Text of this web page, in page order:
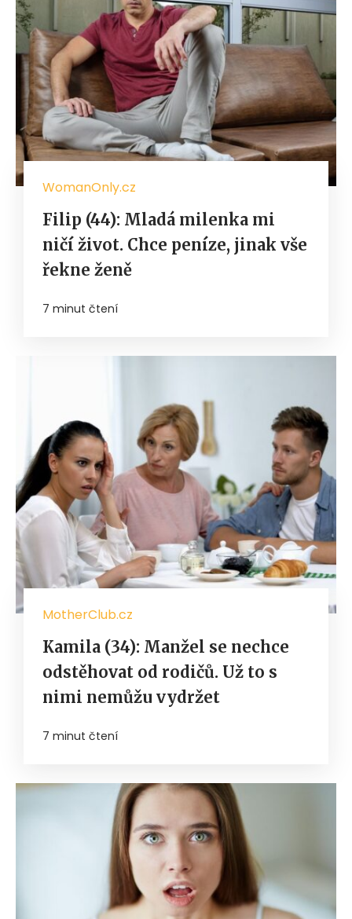
WomanOnly.cz
Filip (44): Mladá milenka mi
ničí život. Chce peníze, jinak vše
řekne ženě
7 minut čtení
MotherClub.cz
Kamila (34): Manžel se nechce
odstěhovat od rodičů. Už to s
nimi nemůžu vydržet
7 minut čtení